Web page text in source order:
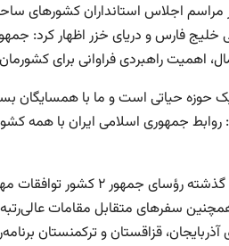
اجلاس استانداران کشورهای
اهمیت راهبردی فراوانی برای
حوزه حیاتی است و ما با همسایگان
جمهوری اسلامی ایران با همه
عراقچی با توجه به روابط نزدیک ایران و روسیه
۲ کشور در جریان است، همچنین سفرهای متقابل
قزاقستان و ترکمنستان